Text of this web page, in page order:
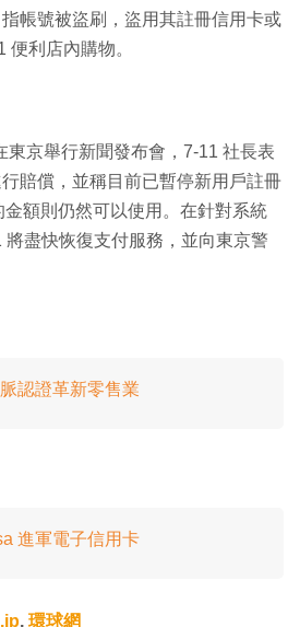
帳號被盜刷，盜用其註冊信用卡或
便利店內購物。
東京舉行新聞發布會，7-11 社長表
賠償，並稱目前已暫停新用戶註冊
額則仍然可以使用。 在針對系統
盡快恢復支付服務，並向東京警
認證革新零售業
進軍電子信用卡
, 環球網